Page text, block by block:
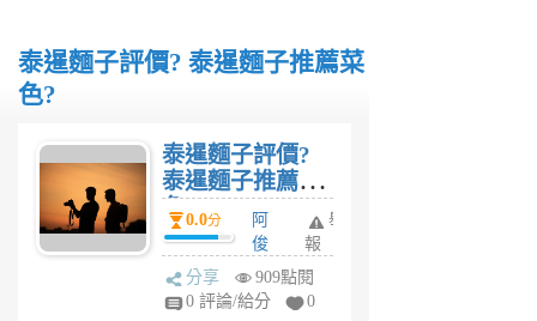
泰暹麵子評價? 泰暹麵子推薦菜
色?
泰暹麵子評價?
泰暹麵子推薦菜
色?0.0分
阿
俊
6
年
舉
報
分享
909點閱
0 評論/給分
0